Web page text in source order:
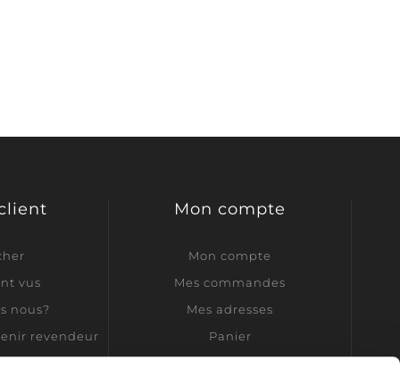
vus
nous?
revendeur
Mon compte
Mon compte
Mes commandes
Mes adresses
Panier